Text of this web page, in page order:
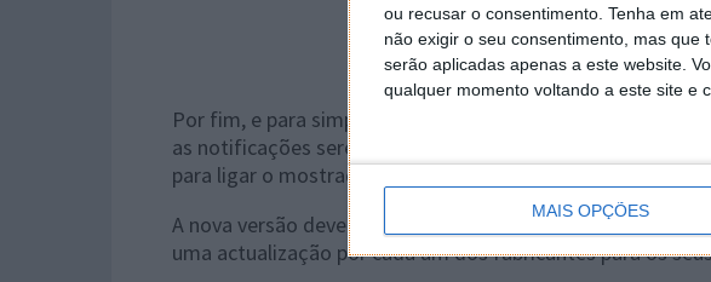
ou recusar o consentimento. Tenha em
não exigir o seu consentimento, mas que
serão aplicadas apenas a este website.
qualquer momento voltando a este site e
MAIS OPÇÕES
Por fim, e para simplificar a utilização do Android Wear,
as notificações serem rodadas e apresentada aos
para ligar o mostrador do
A nova versão deverá chegar aos smartwatches nas
uma actualização por cada um dos fabricantes para os